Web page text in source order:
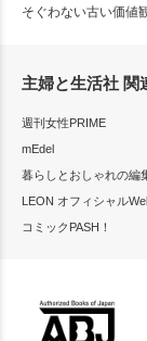
そぐわない古い価値
主婦と生活社 関
週刊女性PRIME
mEdel
暮らしとおしゃれの編
LEON オフィシャル
コミックPASH！